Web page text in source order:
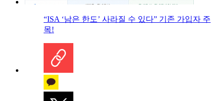
“ISA ‘남은 한도’ 사라질 수 있다” 기존 가입자 주
목!